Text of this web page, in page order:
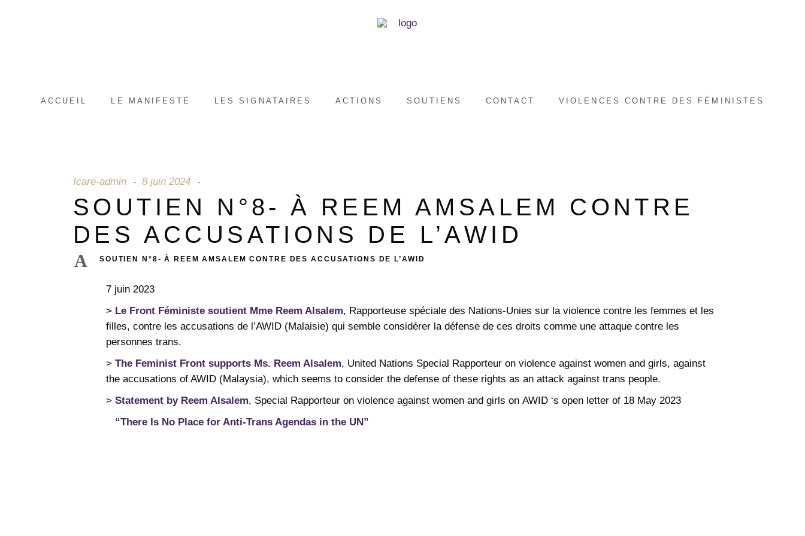
ACCUEIL LE MANIFESTE LES SIGNATAIRES ACTIONS SOUTIENS CONTACT VIOLENCES CONTRE DES FÉMINISTES
Icare-admin 8 juin 2024
SOUTIEN N°8- À REEM AMSALEM CONTRE
DES ACCUSATIONS DE L’AWID
A SOUTIEN N°8- À REEM AMSALEM CONTRE DES ACCUSATIONS DE L’AWID
7 juin 2023
> Le Front Féministe soutient Mme Reem Alsalem, Rapporteuse spéciale des Nations-Unies sur la violence contre les femmes et les
filles, contre les accusations de l’AWID (Malaisie) qui semble considérer la défense de ces droits comme une attaque contre les
personnes trans.
> The Feminist Front supports Ms. Reem Alsalem, United Nations Special Rapporteur on violence against women and girls, against
the accusations of AWID (Malaysia), which seems to consider the defense of these rights as an attack against trans people.
> Statement by Reem Alsalem, Special Rapporteur on violence against women and girls on AWID ‘s open letter of 18 May 2023
“There Is No Place for Anti-Trans Agendas in the UN”